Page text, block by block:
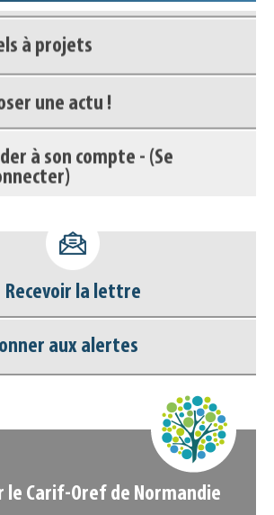
à projets
une actu !
à son compte - (Se
veilles Scoop.it
à projets
Recevoir la lettre
aux alertes
le Carif-Oref de Normandie